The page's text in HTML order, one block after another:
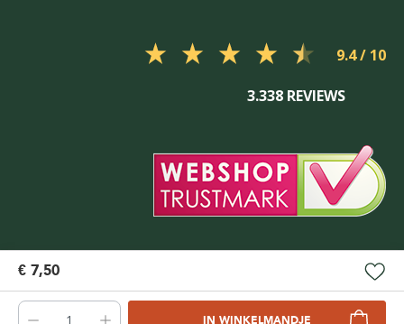
€ 7,50
IN WINKELMANDJE
9.4
3.338 REVIEWS